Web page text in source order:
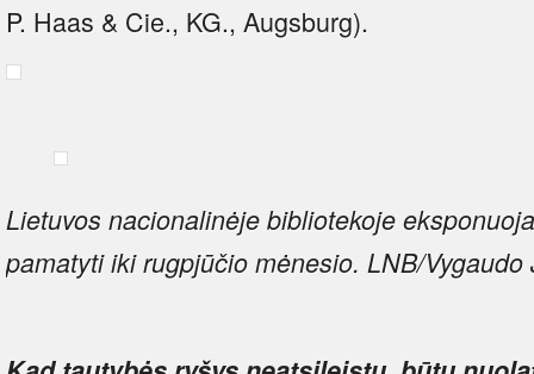
P. Haas & Cie., KG., Augsburg).
Lietuvos nacionalinėje bibliotekoje
pamatyti iki rugpjūčio mėnesio. LNB/Vygaudo